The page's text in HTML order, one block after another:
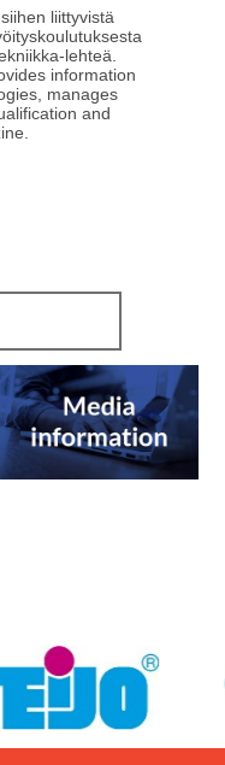
liittyvistä
lehteä.
information
manages
and